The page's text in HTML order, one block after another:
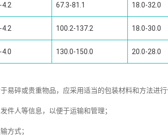
4.2 67.3-81.1 18.0-32.0
4.2 100.2-137.2 18.0-30.0
4.0 130.0-150.0 20.0-28.0
易碎或贵重物品，应采用适当的包装材料和方法进
件人等信息，以便于运输和管理；
方式；